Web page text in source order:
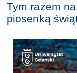
Tym razem
piosenką